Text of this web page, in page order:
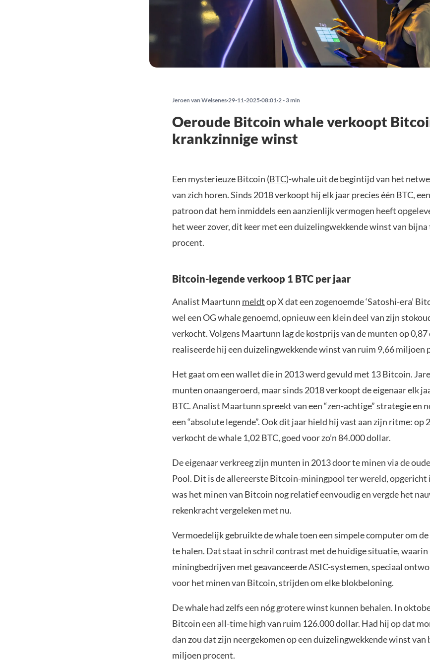
Jeroen van Welsenes 29-11-2025 08:01 2 - 3 min
Oeroude Bitcoin whale verkoopt
krankzinnige winst
Een mysterieuze Bitcoin (BTC)-whale uit de begintijd van het
van zich horen. Sinds 2018 verkoopt hij elk jaar precies één BTC,
patroon dat hem inmiddels een aanzienlijk vermogen heeft
het weer zover, dit keer met een duizelingwekkende winst van
procent.
Bitcoin-legende verkoop 1 BTC per jaar
Analist Maartunn meldtop X dat een zogenoemde ‘Satoshi-era’
wel een OG whale genoemd, opnieuw een klein deel van zijn
verkocht. Volgens Maartunn lag de kostprijs van de munten op
realiseerde hij een duizelingwekkende winst van ruim 9,66 miljoen
Het gaat om een wallet die in 2013 werd gevuld met 13 Bitcoin.
munten onaangeroerd, maar sinds 2018 verkoopt de eigenaar elk
BTC. Analist Maartunn spreekt van een “zen-achtige” strategie en
een “absolute legende”. Ook dit jaar hield hij vast aan zijn ritme: op
verkocht de whale 1,02 BTC, goed voor zo’n 84.000 dollar.
De eigenaar verkreeg zijn munten in 2013 door te minen via de
Pool. Dit is de allereerste Bitcoin-miningpool ter wereld, opgericht
was het minen van Bitcoin nog relatief eenvoudig en vergde het
rekenkracht vergeleken met nu.
Vermoedelijk gebruikte de whale toen een simpele computer om
te halen. Dat staat in schril contrast met de huidige situatie,
miningbedrijven met geavanceerde ASIC-systemen, speciaal
voor het minen van Bitcoin, strijden om elke blokbeloning.
De whale had zelfs een nóg grotere winst kunnen behalen. In
Bitcoin een all-time high van ruim 126.000 dollar. Had hij op dat
dan zou dat zijn neergekomen op een duizelingwekkende winst van
miljoen procent.